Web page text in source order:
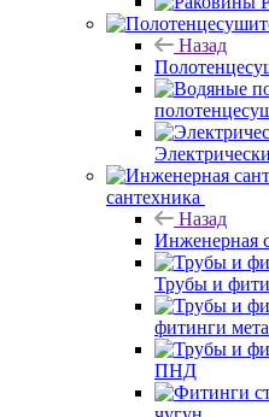
Назад
сантехника
Назад
Инженерная
Трубы и
фитинги
ПНД